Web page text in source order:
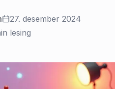
27. desember 2024
lesing